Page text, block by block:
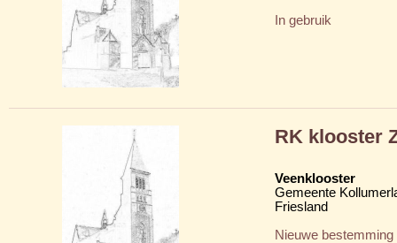
In gebruik
RK klooster
Veenklooster
Gemeente
Friesland
Nieuwe bestemming